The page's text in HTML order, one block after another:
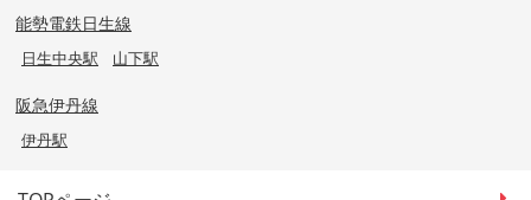
能勢電鉄日生線
日生中央駅 山下駅
阪急伊丹線
伊丹駅